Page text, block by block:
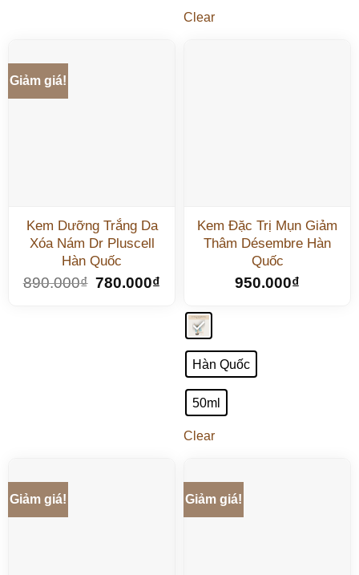
Clear
Giảm giá!
Kem Dưỡng Trắng Da
Xóa Nám Dr Pluscell
Hàn Quốc
890.000₫ 780.000₫
Kem Đặc Trị Mụn Giảm
Thâm Désembre Hàn
Quốc
950.000₫
Hàn Quốc
50ml
Clear
Giảm giá! Giảm giá!